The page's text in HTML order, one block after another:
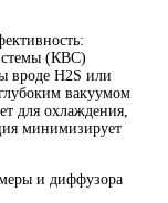
(КВС)
вроде H2S или
вакуумом
для охлаждения,
минимизирует
и диффузора